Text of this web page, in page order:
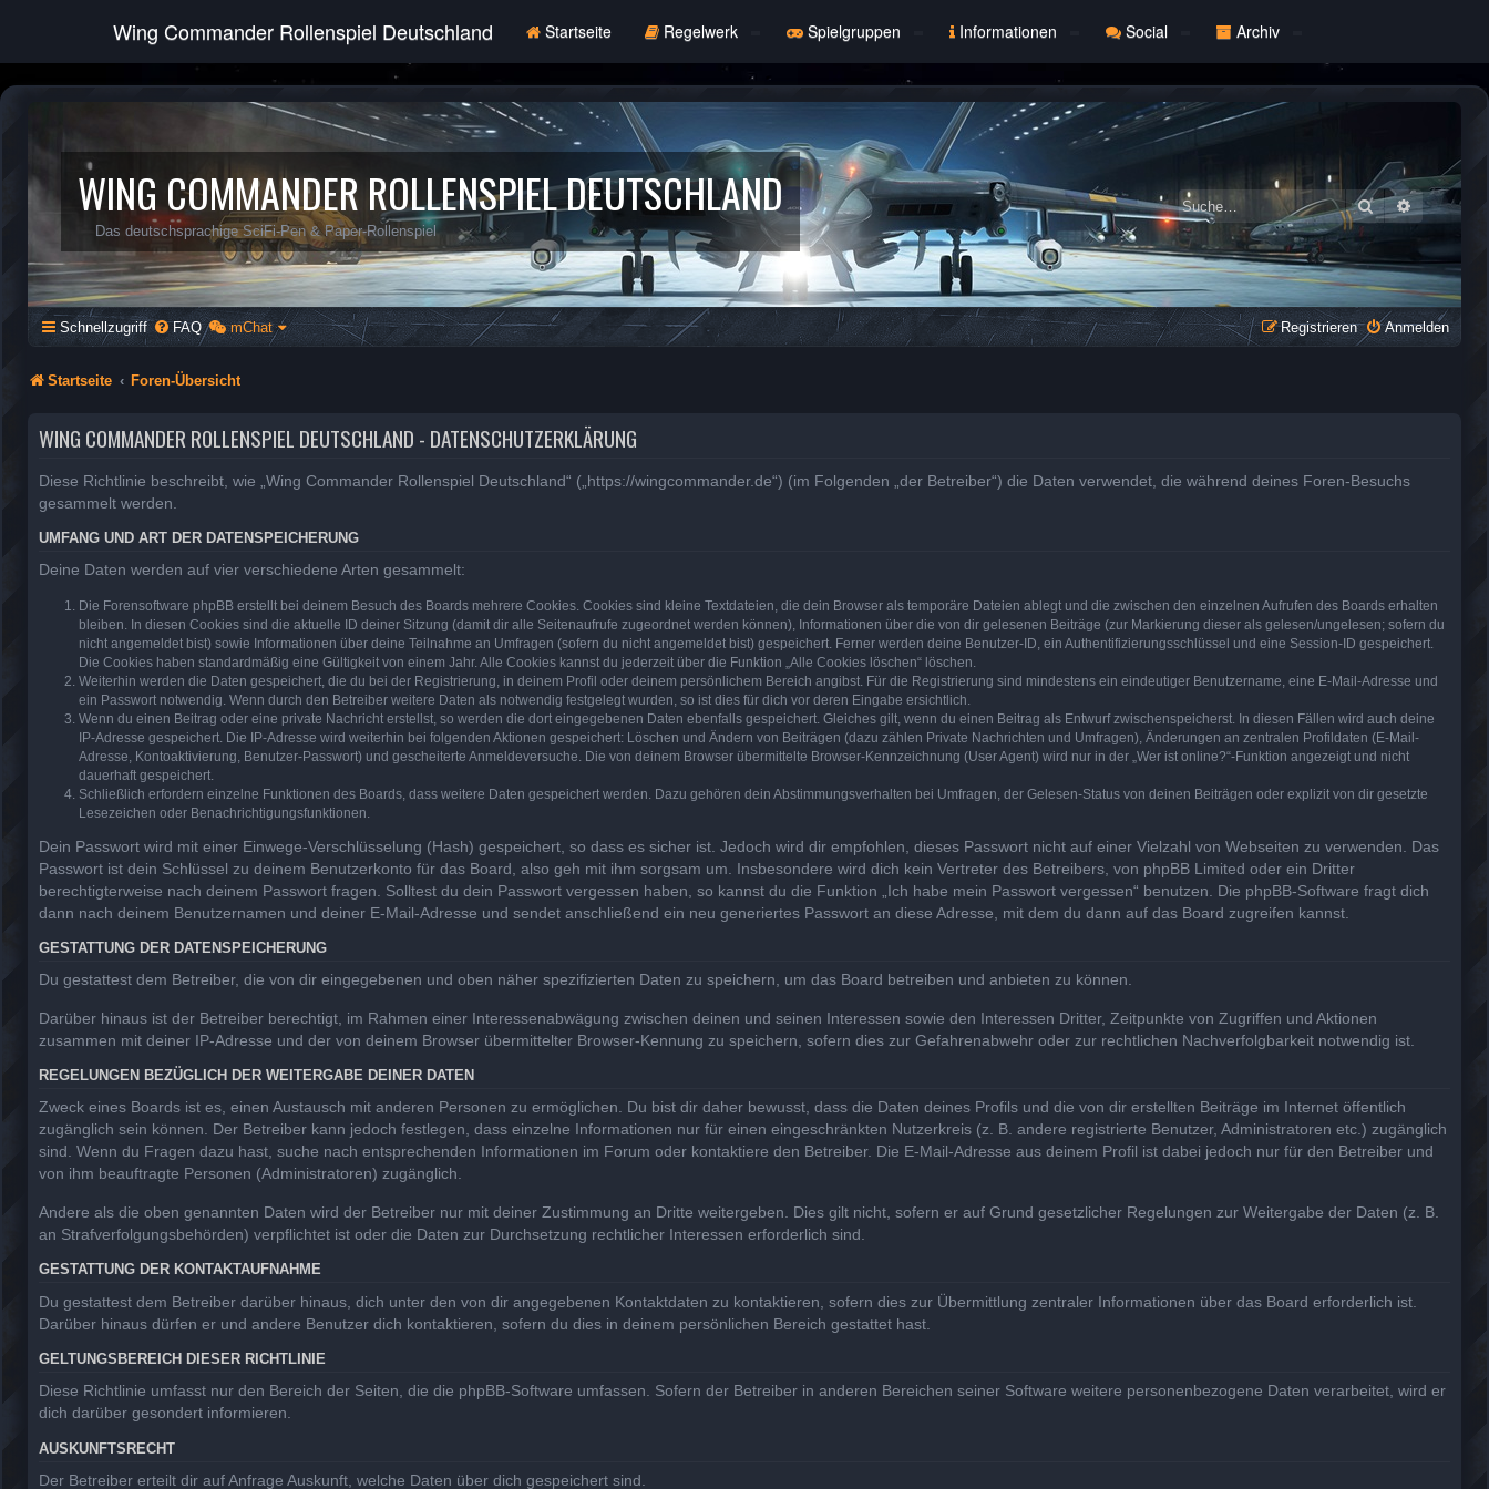
Wing Commander Rollenspiel Deutschland Startseite Regelwerk Spielgruppen Informationen Social Archiv
WING COMMANDER ROLLENSPIEL DEUTSCHLAND
Das deutschsprachige SciFi-Pen & Paper-Rollenspiel
Suche Erweiterte
Schnellzugriff FAQ mChat Anmelden
Registrieren
Startseite Foren-Übersicht
WING COMMANDER ROLLENSPIEL DEUTSCHLAND - DATENSCHUTZERKLÄRUNG
Diese Richtlinie beschreibt, wie „Wing Commander Rollenspiel Deutschland“ („https://wingcommander.de“) (im Folgenden „der Betreiber“) die Daten verwendet, die während deines Foren-Besuchs
gesammelt werden.
UMFANG UND ART DER DATENSPEICHERUNG
Deine Daten werden auf vier verschiedene Arten gesammelt:
Die Forensoftware phpBB erstellt bei deinem Besuch des Boards mehrere Cookies. Cookies sind kleine Textdateien, die dein Browser als temporäre Dateien ablegt und die zwischen den einzelnen Aufrufen des Boards erhalten
bleiben. In diesen Cookies sind die aktuelle ID deiner Sitzung (damit dir alle Seitenaufrufe zugeordnet werden können), Informationen über die von dir gelesenen Beiträge (zur Markierung dieser als gelesen/ungelesen; sofern du
nicht angemeldet bist) sowie Informationen über deine Teilnahme an Umfragen (sofern du nicht angemeldet bist) gespeichert. Ferner werden deine Benutzer-ID, ein Authentifizierungsschlüssel und eine Session-ID gespeichert.
Die Cookies haben standardmäßig eine Gültigkeit von einem Jahr. Alle Cookies kannst du jederzeit über die Funktion „Alle Cookies löschen“ löschen.
Weiterhin werden die Daten gespeichert, die du bei der Registrierung, in deinem Profil oder deinem persönlichem Bereich angibst. Für die Registrierung sind mindestens ein eindeutiger Benutzername, eine E-Mail-Adresse und
ein Passwort notwendig. Wenn durch den Betreiber weitere Daten als notwendig festgelegt wurden, so ist dies für dich vor deren Eingabe ersichtlich.
Wenn du einen Beitrag oder eine private Nachricht erstellst, so werden die dort eingegebenen Daten ebenfalls gespeichert. Gleiches gilt, wenn du einen Beitrag als Entwurf zwischenspeicherst. In diesen Fällen wird auch deine
IP-Adresse gespeichert. Die IP-Adresse wird weiterhin bei folgenden Aktionen gespeichert: Löschen und Ändern von Beiträgen (dazu zählen Private Nachrichten und Umfragen), Änderungen an zentralen Profildaten (E-Mail-
Adresse, Kontoaktivierung, Benutzer-Passwort) und gescheiterte Anmeldeversuche. Die von deinem Browser übermittelte Browser-Kennzeichnung (User Agent) wird nur in der „Wer ist online?“-Funktion angezeigt und nicht
dauerhaft gespeichert.
Schließlich erfordern einzelne Funktionen des Boards, dass weitere Daten gespeichert werden. Dazu gehören dein Abstimmungsverhalten bei Umfragen, der Gelesen-Status von deinen Beiträgen oder explizit von dir gesetzte
Lesezeichen oder Benachrichtigungsfunktionen.
Dein Passwort wird mit einer Einwege-Verschlüsselung (Hash) gespeichert, so dass es sicher ist. Jedoch wird dir empfohlen, dieses Passwort nicht auf einer Vielzahl von Webseiten zu verwenden. Das
Passwort ist dein Schlüssel zu deinem Benutzerkonto für das Board, also geh mit ihm sorgsam um. Insbesondere wird dich kein Vertreter des Betreibers, von phpBB Limited oder ein Dritter
berechtigterweise nach deinem Passwort fragen. Solltest du dein Passwort vergessen haben, so kannst du die Funktion „Ich habe mein Passwort vergessen“ benutzen. Die phpBB-Software fragt dich
dann nach deinem Benutzernamen und deiner E-Mail-Adresse und sendet anschließend ein neu generiertes Passwort an diese Adresse, mit dem du dann auf das Board zugreifen kannst.
GESTATTUNG DER DATENSPEICHERUNG
Du gestattest dem Betreiber, die von dir eingegebenen und oben näher spezifizierten Daten zu speichern, um das Board betreiben und anbieten zu können.
Darüber hinaus ist der Betreiber berechtigt, im Rahmen einer Interessenabwägung zwischen deinen und seinen Interessen sowie den Interessen Dritter, Zeitpunkte von Zugriffen und Aktionen
zusammen mit deiner IP-Adresse und der von deinem Browser übermittelter Browser-Kennung zu speichern, sofern dies zur Gefahrenabwehr oder zur rechtlichen Nachverfolgbarkeit notwendig ist.
REGELUNGEN BEZÜGLICH DER WEITERGABE DEINER DATEN
Zweck eines Boards ist es, einen Austausch mit anderen Personen zu ermöglichen. Du bist dir daher bewusst, dass die Daten deines Profils und die von dir erstellten Beiträge im Internet öffentlich
zugänglich sein können. Der Betreiber kann jedoch festlegen, dass einzelne Informationen nur für einen eingeschränkten Nutzerkreis (z. B. andere registrierte Benutzer, Administratoren etc.) zugänglich
sind. Wenn du Fragen dazu hast, suche nach entsprechenden Informationen im Forum oder kontaktiere den Betreiber. Die E-Mail-Adresse aus deinem Profil ist dabei jedoch nur für den Betreiber und
von ihm beauftragte Personen (Administratoren) zugänglich.
Andere als die oben genannten Daten wird der Betreiber nur mit deiner Zustimmung an Dritte weitergeben. Dies gilt nicht, sofern er auf Grund gesetzlicher Regelungen zur Weitergabe der Daten (z. B.
an Strafverfolgungsbehörden) verpflichtet ist oder die Daten zur Durchsetzung rechtlicher Interessen erforderlich sind.
GESTATTUNG DER KONTAKTAUFNAHME
Du gestattest dem Betreiber darüber hinaus, dich unter den von dir angegebenen Kontaktdaten zu kontaktieren, sofern dies zur Übermittlung zentraler Informationen über das Board erforderlich ist.
Darüber hinaus dürfen er und andere Benutzer dich kontaktieren, sofern du dies in deinem persönlichen Bereich gestattet hast.
GELTUNGSBEREICH DIESER RICHTLINIE
Diese Richtlinie umfasst nur den Bereich der Seiten, die die phpBB-Software umfassen. Sofern der Betreiber in anderen Bereichen seiner Software weitere personenbezogene Daten verarbeitet, wird er
dich darüber gesondert informieren.
AUSKUNFTSRECHT
Der Betreiber erteilt dir auf Anfrage Auskunft, welche Daten über dich gespeichert sind.